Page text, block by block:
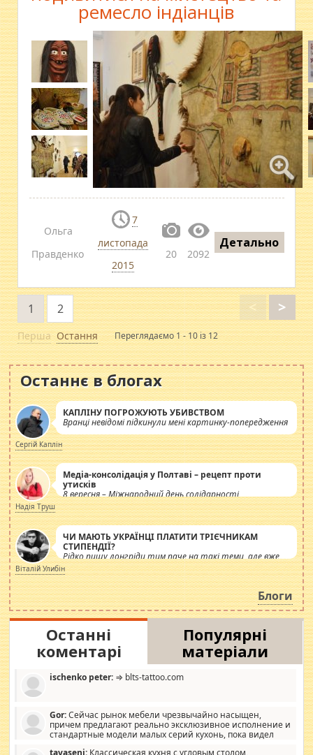
ремесло індіанців
Ольга
Правденко
7
листопада
2015
20 2092
Детально
Перша
<
1 2 >
Остання Переглядаємо 1 - 10 із 12
Останнє в блогах
КАПЛІНУ ПОГРОЖУЮТЬ УБИВСТВОМ
Вранці невідомі підкинули мені картинку-попередження
Сергій Каплін
Медіа-консолідація у Полтаві – рецепт проти
утисків
8 вересня – Міжнародний день солідарності
журналістів.
Надія Труш
ЧИ МАЮТЬ УКРАЇНЦІ ПЛАТИТИ ТРІЄЧНИКАМ
СТИПЕНДІЇ?
Рідко пишу лонгріди тим паче на такі теми, але вже
просто дістало! Обурюють сьогоднішні інсенуації
навколо стипендіального питання. Штучно
роздувається ще одна соціальна катастрофа.
Віталій Улибін
Блоги
Останні
коментарі
Популярні
матеріали
ischenko peter: ⇒ blts-tattoo.com
Gor:Сейчас рынок мебели чрезвычайно насыщен,
причем предлагают реально эксклюзивное исполнение и
стандартные модели малых серий кухонь, пока видел
tavaseni: Классическая кухня с угловым столом,